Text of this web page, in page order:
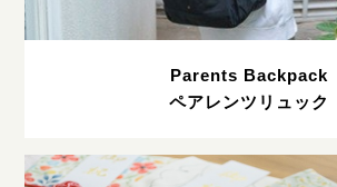
Parents Backpack
ペアレンツリュック